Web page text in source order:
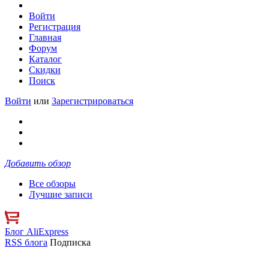
Войти
Регистрация
Главная
Форум
Каталог
Скидки
Поиск
Войти или Зарегистрироваться
Добавить обзор
Все обзоры
Лучшие записи
Блог AliExpress
RSS блога Подписка